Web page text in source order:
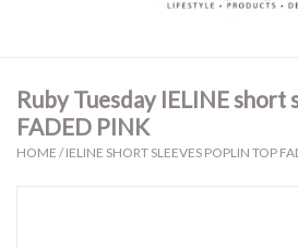
Cadeaus
Ruby Tuesday IELINE short
FADED PINK
HOME /IELINE SHORT SLEEVES POPLIN TOP